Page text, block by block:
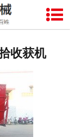
收获机